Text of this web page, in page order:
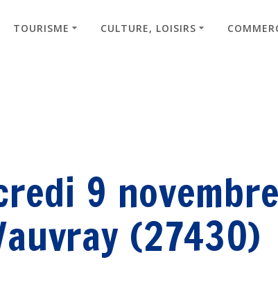
TOURISME CULTURE, LOISIRS
9
(27430)